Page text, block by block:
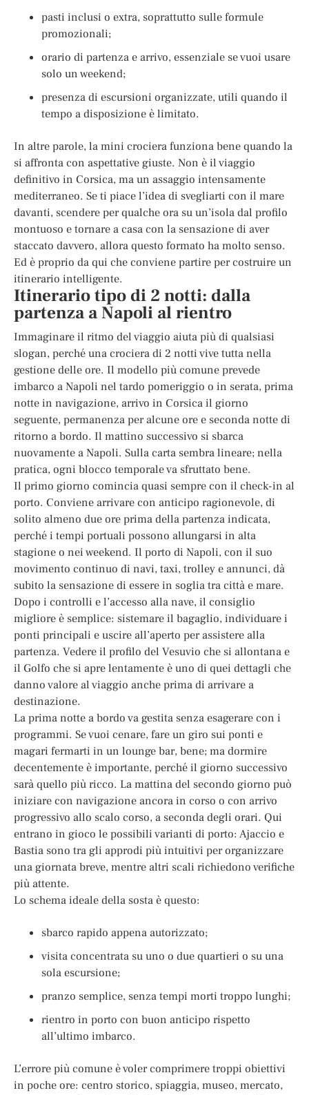
pasti inclusi o extra, soprattutto sulle formule
promozionali;
orario di partenza e arrivo, essenziale se vuoi usare
solo un weekend;
presenza di escursioni organizzate, utili quando il
tempo a disposizione è limitato.
In altre parole, la mini crociera funziona bene quando la
si affronta con aspettative giuste. Non è il viaggio
definitivo in Corsica, ma un assaggio intensamente
mediterraneo. Se ti piace l’idea di svegliarti con il mare
davanti, scendere per qualche ora su un’isola dal profilo
montuoso e tornare a casa con la sensazione di aver
staccato davvero, allora questo formato ha molto senso.
Ed è proprio da qui che conviene partire per costruire un
itinerario intelligente.
Itinerario tipo di 2 notti: dalla
partenza a Napoli al rientro
Immaginare il ritmo del viaggio aiuta più di qualsiasi
slogan, perché una crociera di 2 notti vive tutta nella
gestione delle ore. Il modello più comune prevede
imbarco a Napoli nel tardo pomeriggio o in serata, prima
notte in navigazione, arrivo in Corsica il giorno
seguente, permanenza per alcune ore e seconda notte di
ritorno a bordo. Il mattino successivo si sbarca
nuovamente a Napoli. Sulla carta sembra lineare; nella
pratica, ogni blocco temporale va sfruttato bene.
Il primo giorno comincia quasi sempre con il check-in al
porto. Conviene arrivare con anticipo ragionevole, di
solito almeno due ore prima della partenza indicata,
perché i tempi portuali possono allungarsi in alta
stagione o nei weekend. Il porto di Napoli, con il suo
movimento continuo di navi, taxi, trolley e annunci, dà
subito la sensazione di essere in soglia tra città e mare.
Dopo i controlli e l’accesso alla nave, il consiglio
migliore è semplice: sistemare il bagaglio, individuare i
ponti principali e uscire all’aperto per assistere alla
partenza. Vedere il profilo del Vesuvio che si allontana e
il Golfo che si apre lentamente è uno di quei dettagli che
danno valore al viaggio anche prima di arrivare a
destinazione.
La prima notte a bordo va gestita senza esagerare con i
programmi. Se vuoi cenare, fare un giro sui ponti e
magari fermarti in un lounge bar, bene; ma dormire
decentemente è importante, perché il giorno successivo
sarà quello più ricco. La mattina del secondo giorno può
iniziare con navigazione ancora in corso o con arrivo
progressivo allo scalo corso, a seconda degli orari. Qui
entrano in gioco le possibili varianti di porto: Ajaccio e
Bastia sono tra gli approdi più intuitivi per organizzare
una giornata breve, mentre altri scali richiedono verifiche
più attente.
Lo schema ideale della sosta è questo:
sbarco rapido appena autorizzato;
visita concentrata su uno o due quartieri o su una
sola escursione;
pranzo semplice, senza tempi morti troppo lunghi;
rientro in porto con buon anticipo rispetto
all’ultimo imbarco.
L’errore più comune è voler comprimere troppi obiettivi
in poche ore: centro storico, spiaggia, museo, mercato,